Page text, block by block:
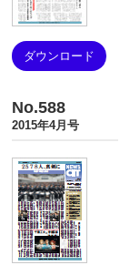
ダウンロード
No.588
2015年4月号